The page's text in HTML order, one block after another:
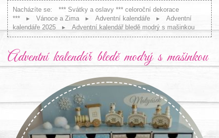
Nacházíte se:
*** Svátky a oslavy *** celoroční dekorace
***
Vánoce a Zima Adventní kalendáře
Adventní
kalendáře 2025
Adventní kalendář bledě modrý s mašinkou
Adventní kalendář bledě modrý s mašinkou